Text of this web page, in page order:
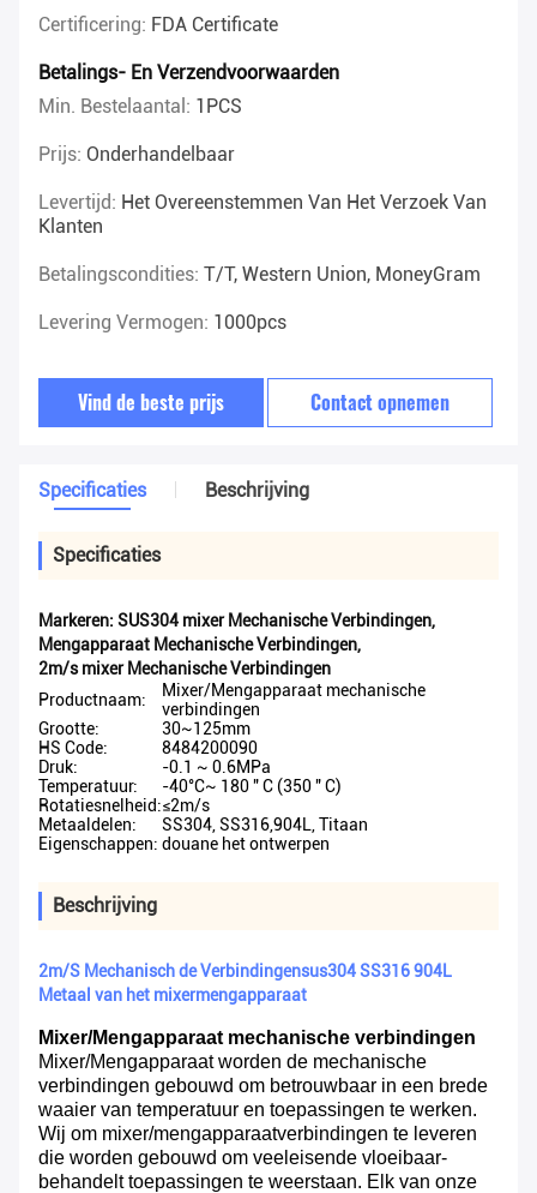
Certificering: FDA Certificate
Betalings- En Verzendvoorwaarden
Min. Bestelaantal: 1PCS
Prijs: Onderhandelbaar
Levertijd: Het Overeenstemmen Van Het Verzoek Van
Klanten
Betalingscondities: T/T, Western Union, MoneyGram
Levering Vermogen: 1000pcs
Vind de beste prijs Contact opnemen
Specificaties Beschrijving
Specificaties
Markeren: SUS304 mixer Mechanische Verbindingen,
Mengapparaat Mechanische Verbindingen,
2m/s mixer Mechanische Verbindingen
Productnaam:
Mixer/Mengapparaat mechanische
verbindingen
Grootte:
30~125mm
HS Code:
8484200090
Druk:
-0.1 ~ 0.6MPa
Temperatuur:
-40°C~ 180 " C (350 " C)
Rotatiesnelheid:≤2m/s
Metaaldelen:
SS304, SS316,904L, Titaan
Eigenschappen: douane het ontwerpen
Beschrijving
2m/S Mechanisch de Verbindingensus304 SS316 904L
Metaal van het mixermengapparaat
Mixer/Mengapparaat mechanische verbindingen
Mixer/Mengapparaat worden de mechanische
verbindingen gebouwd om betrouwbaar in een brede
waaier van temperatuur en toepassingen te werken.
Wij om mixer/mengapparaatverbindingen te leveren
die worden gebouwd om veeleisende vloeibaar-
behandelt toepassingen te weerstaan. Elk van onze